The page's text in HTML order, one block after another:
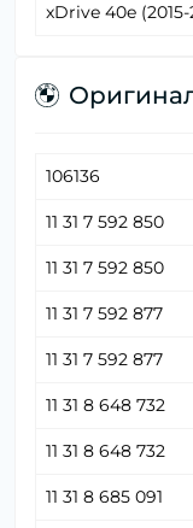
xDrive 40e (2015-
106136
11 31 7 592 850
11 31 7 592 850
11 31 7 592 877
11 31 7 592 877
11 31 8 648 732
11 31 8 648 732
11 31 8 685 091